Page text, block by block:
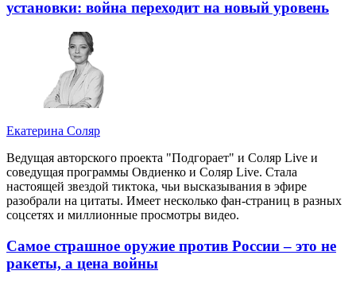
установки: война переходит на новый уровень
Екатерина Соляр
Ведущая авторского проекта "Подгорает" и Соляр Live и
соведущая программы Овдиенко и Соляр Live. Стала
настоящей звездой тиктока, чьи высказывания в эфире
разобрали на цитаты. Имеет несколько фан-страниц в разных
соцсетях и миллионные просмотры видео.
Самое страшное оружие против России – это не
ракеты, а цена войны